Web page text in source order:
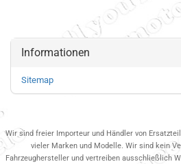
Informationen
Sitemap
Wir sind freier Importeur und Händler von
vieler Marken und Modelle. Wir sind kein
Fahrzeughersteller und vertreiben ausschließlich